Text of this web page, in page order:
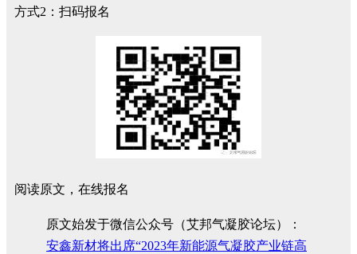
方式2：扫码报名
阅读原文，在线报名
原文始发于微信公众号（艾邦气凝胶论坛）：
安鑫新材将出席“2023年新能源气凝胶产业链高